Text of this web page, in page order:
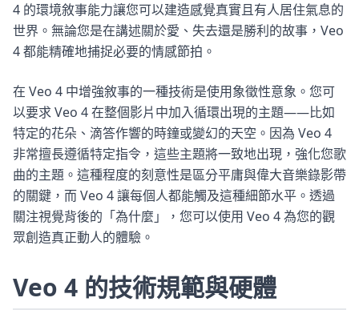
4 的環境敘事能力讓您可以建造感覺真實且有人居住氣息的
世界。無論您是在講述關於愛、失去還是勝利的故事，Veo
4 都能精確地捕捉必要的情感節拍。
在 Veo 4 中增強敘事的一種技術是使用象徵性意象。您可
以要求 Veo 4 在整個影片中加入循環出現的主題——比如
特定的花朵、滴答作響的時鐘或變幻的天空。因為 Veo 4
非常擅長遵循特定指令，這些主題將一致地出現，強化您歌
曲的主題。這種程度的刻意性是區分平庸與偉大音樂錄影帶
的關鍵，而 Veo 4 讓每個人都能觸及這種細節水平。透過
關注視覺背後的「為什麼」，您可以使用 Veo 4 為您的觀
眾創造真正動人的體驗。
Veo 4 的技術規範與硬體